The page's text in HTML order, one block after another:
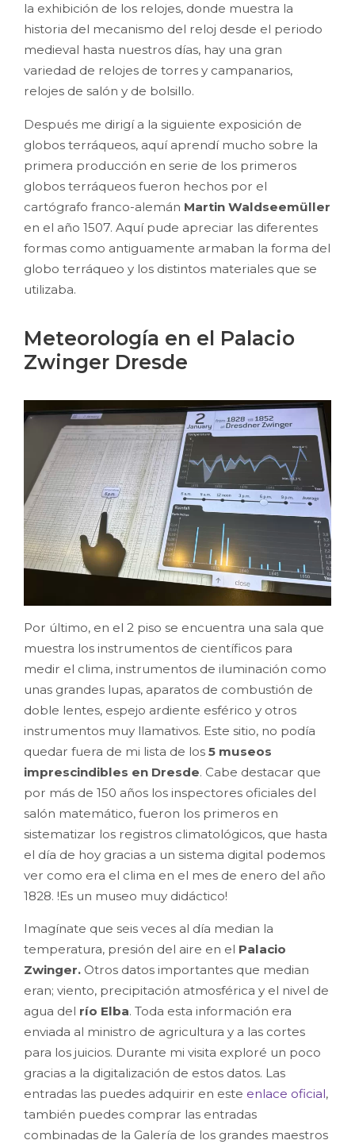
la exhibición de los relojes, donde muestra la
historia del mecanismo del reloj desde el periodo
medieval hasta nuestros días, hay una gran
variedad de relojes de torres y campanarios,
relojes de salón y de bolsillo.
Después me dirigí a la siguiente exposición de
globos terráqueos, aquí aprendí mucho sobre la
primera producción en serie de los primeros
globos terráqueos fueron hechos por el
cartógrafo franco-alemán Martin Waldseemüller
en el año 1507. Aquí pude apreciar las diferentes
formas como antiguamente armaban la forma del
globo terráqueo y los distintos materiales que se
utilizaba.
Meteorología en el Palacio
Zwinger Dresde
Por último, en el 2 piso se encuentra una sala que
muestra los instrumentos de científicos para
medir el clima, instrumentos de iluminación como
unas grandes lupas, aparatos de combustión de
doble lentes, espejo ardiente esférico y otros
instrumentos muy llamativos. Este sitio, no podía
quedar fuera de mi lista de los 5 museos
imprescindibles en Dresde. Cabe destacar que
por más de 150 años los inspectores oficiales del
salón matemático, fueron los primeros en
sistematizar los registros climatológicos, que hasta
el día de hoy gracias a un sistema digital podemos
ver como era el clima en el mes de enero del año
1828. !Es un museo muy didáctico!
Imagínate que seis veces al día median la
temperatura, presión del aire en el Palacio
Zwinger. Otros datos importantes que median
eran; viento, precipitación atmosférica y el nivel de
agua del río Elba. Toda esta información era
enviada al ministro de agricultura y a las cortes
para los juicios. Durante mi visita exploré un poco
gracias a la digitalización de estos datos. Las
entradas las puedes adquirir en este enlace oficial,
también puedes comprar las entradas
combinadas de la Galería de los grandes maestros